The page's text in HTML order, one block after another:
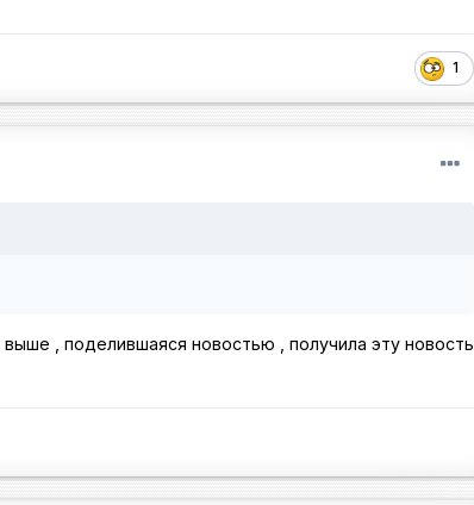
1
, поделившаяся новостью , получила эту новость